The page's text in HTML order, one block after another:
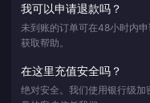
我可以申请退款吗？
未到账的订单可在48小时内
获取帮助。
在这里充值安全吗？
绝对安全。我们使用银行级